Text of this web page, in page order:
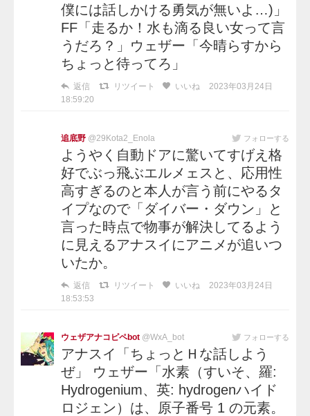
僕には話しかける勇気が無いよ…)」
FF「走るか！水も滴る良い女って言
うだろ？」ウェザー「今晴らすから
ちょっと待ってろ」
返信 リツイート いいね
2023年03月24日
18:59:20
追底野 @29Kota2_Enola フォローする
ようやく自動ドアに驚いてすげえ格
好でぶっ飛ぶエルメェスと、応用性
高すぎるのと本人が言う前にやるタ
イプなので「ダイバー・ダウン」と
言った時点で物事が解決してるよう
に見えるアナスイにアニメが追いつ
いたか。
返信 リツイート いいね
2023年03月24日
18:53:53
ウェザアナコピペbot @WxA_bot フォローする
アナスイ「ちょっとＨな話しよう
ぜ」 ウェザー「水素（すいそ、羅:
Hydrogenium、英: hydrogenハイド
ロジェン）は、原子番号 1 の元素。